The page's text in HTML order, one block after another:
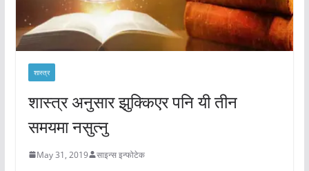
शास्त्र
शास्त्र अनुसार झुक्किएर पनि यी तीन
समयमा नसुत्नु
May 31, 2019 साइन्स इन्फोटेक